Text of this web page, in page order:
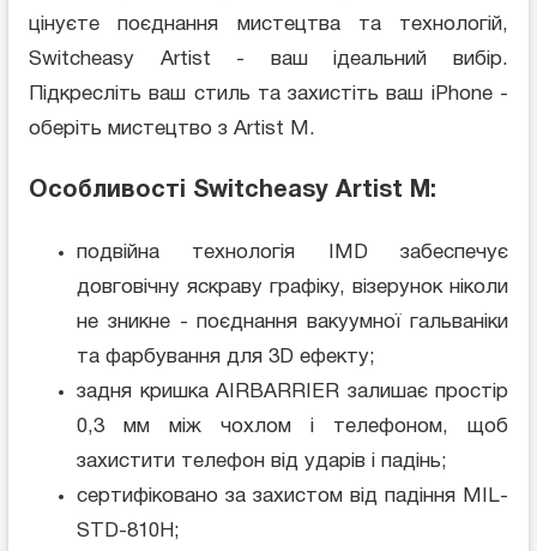
цінуєте поєднання мистецтва та технологій,
Switcheasy Artist - ваш ідеальний вибір.
Підкресліть ваш стиль та захистіть ваш iPhone -
оберіть мистецтво з Artist M.
Особливості Switcheasy Artist M:
подвійна технологія IMD забеспечує
довговічну яскраву графіку, візерунок ніколи
не зникне - поєднання вакуумної гальваніки
та фарбування для 3D ефекту;
задня кришка AIRBARRIER залишає простір
0,3 мм між чохлом і телефоном, щоб
захистити телефон від ударів і падінь;
сертифіковано за захистом від падіння MIL-
STD-810H;